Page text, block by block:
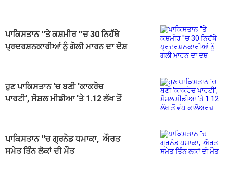
ਪਾਕਿਸਤਾਨ ''ਤੇ ਕਸ਼ਮੀਰ ''ਚ 30 ਨਿਹੱਥੇ
ਪ੍ਰਦਰਸ਼ਨਕਾਰੀਆਂ ਨੂੰ ਗੋਲੀ ਮਾਰਨ ਦਾ ਦੋਸ਼
ਹੁਣ ਪਾਕਿਸਤਾਨ 'ਚ ਬਣੀ 'ਕਾਕਰੋਚ
ਪਾਰਟੀ', ਸੋਸ਼ਲ ਮੀਡੀਆ 'ਤੇ 1.12 ਲੱਖ ਤੋਂ
ਪਾਕਿਸਤਾਨ ''ਚ ਗ੍ਰਨੇਡ ਧਮਾਕਾ, ਔਰਤ
ਸਮੇਤ ਤਿੰਨ ਲੋਕਾਂ ਦੀ ਮੌਤ